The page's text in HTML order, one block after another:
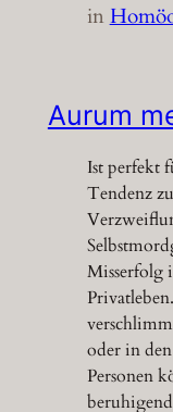
in
Aurum
Ist perfekt
Tendenz
Misserfolg
oder in
Personen